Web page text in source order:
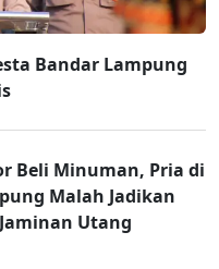
Bandar Lampung
Beli Minuman, Pria di
Malah Jadikan
Utang